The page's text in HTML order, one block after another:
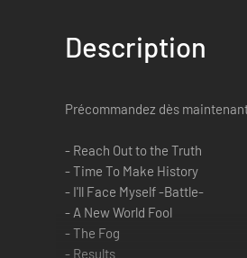
Description
Précommandez dès
- Reach Out to the Truth
- Time To Make History
- I'll Face Myself -Battle-
- A New World Fool
- The Fog
- Results